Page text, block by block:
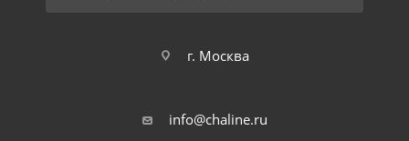
г. Москва
info@chaline.ru